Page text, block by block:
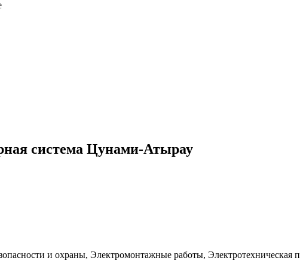
система Цунами-Атырау
и охраны, Электромонтажные работы, Электротехническая